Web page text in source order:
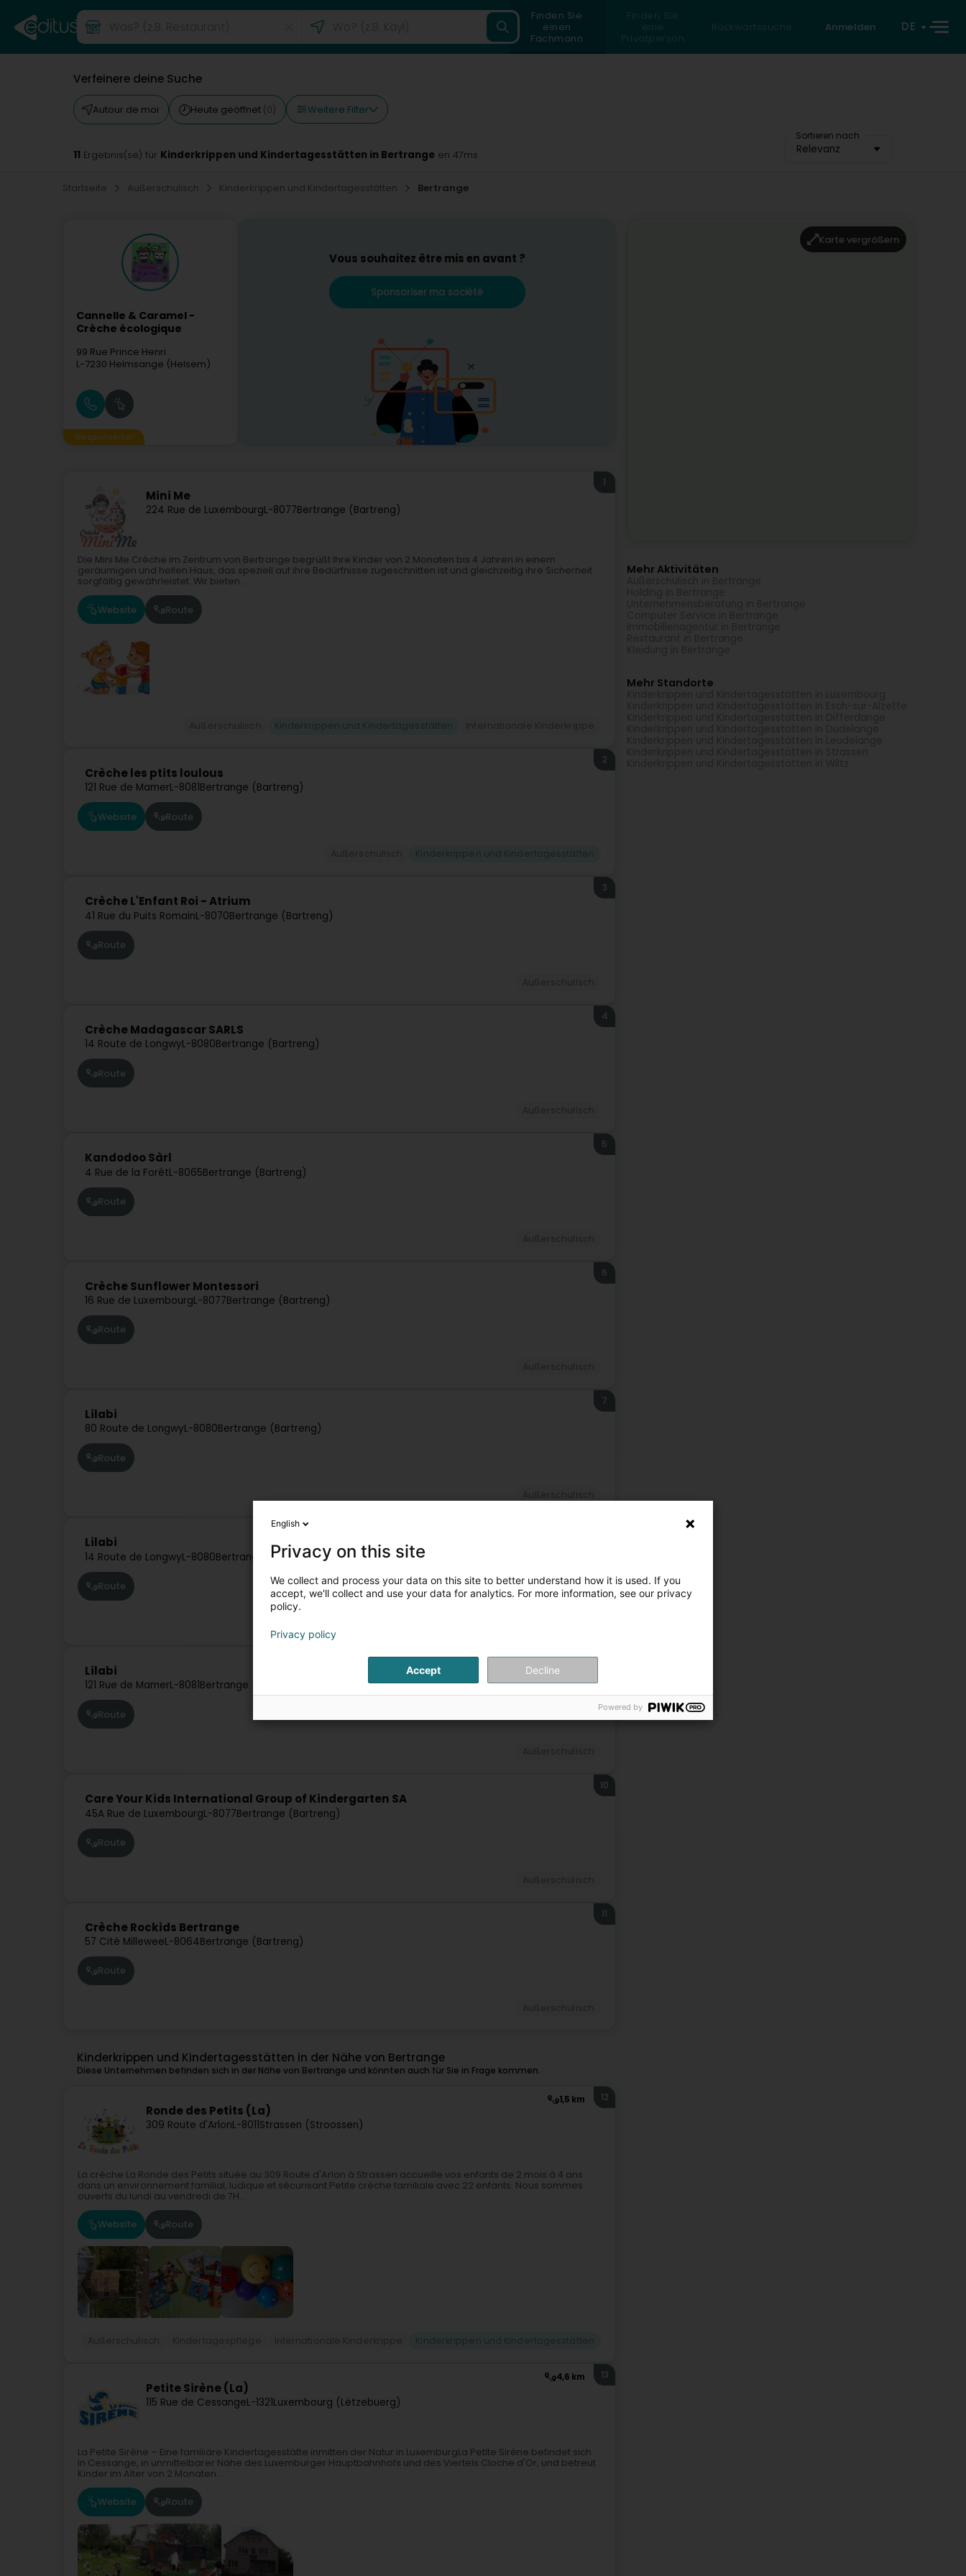
Finden Sie
einen
Fachmann
Finden Sie
eine
Privatperson
Rückwärtssuche Anmelden DE
Verfeinere deine Suche
Autour de moi Heute geöffnet (0) Weitere Filter
Sortieren nach
Relevanz
11 Ergebnis(se) für Kinderkrippen und Kindertagesstätten in Bertrange en 47ms
Startseite Außerschulisch Kinderkrippen und Kindertagesstätten Bertrange
Cannelle & Caramel -
Crèche écologique
99 Rue Prince Henri
L-7230 Helmsange (Helsem)
Gesponserter
Vous souhaitez être mis en avant ?
Sponsoriser ma société
Mini Me
224 Rue de LuxembourgL-8077Bertrange (Bartreng)
1
Die Mini Me Crèche im Zentrum von Bertrange begrüßt Ihre Kinder von 2 Monaten bis 4 Jahren in einem
geräumigen und hellen Haus, das speziell auf ihre Bedürfnisse zugeschnitten ist und gleichzeitig ihre Sicherheit
sorgfältig gewährleistet. Wir bieten...
Website Route
Crèche les ptits loulous
121 Rue de MamerL-8081Bertrange (Bartreng)
2
Website Route
Crèche L'Enfant Roi - Atrium
41 Rue du Puits RomainL-8070Bertrange (Bartreng)
3
Route
Crèche Madagascar SARLS
14 Route de LongwyL-8080Bertrange (Bartreng)
4
Route
Kandodoo Sàrl
4 Rue de la ForêtL-8065Bertrange (Bartreng)
5
Route
Crèche Sunflower Montessori
16 Rue de LuxembourgL-8077Bertrange (Bartreng)
6
Route
Lilabi
80 Route de LongwyL-8080Bertrange (Bartreng)
7
Route
Außerschulisch
Lilabi
14 Route de LongwyL-8080Bertrange (Bartreng)
Route
Lilabi
121 Rue de MamerL-8081Bertrange (Bartreng)
Route
Care Your Kids International Group of Kindergarten SA
45A Rue de LuxembourgL-8077Bertrange (Bartreng)
10
Route
Crèche Rockids Bertrange
57 Cité MilleweeL-8064Bertrange (Bartreng)
11
Route
Kinderkrippen und Kindertagesstätten in der Nähe von Bertrange
Diese Unternehmen befinden sich in der Nähe von Bertrange und könnten auch für Sie in Frage kommen.
1,5 km
Ronde des Petits (La)
309 Route d'ArlonL-8011Strassen (Stroossen)
12
La crèche La Ronde des Petits située au 309 Route d'Arlon à Strassen accueille vos enfants de 2 mois à 4 ans
dans un environnement familial, ludique et sécurisant.Petite crèche familiale avec 22 enfants. Nous sommes
ouverts du lundi au vendredi de 7H...
Website Route
4,6 km
Petite Sirène (La)
115 Rue de CessangeL-1321Luxembourg (Lëtzebuerg)
13
La Petite Sirène – Eine familiäre Kindertagesstätte inmitten der Natur in LuxemburgLa Petite Sirène befindet sich
in Cessange, in unmittelbarer Nähe des Luxemburger Hauptbahnhofs und des Viertels Cloche d'Or, und betreut
Kinder im Alter von 2 Monaten...
Website Route
Karte vergrößern
Mehr Aktivitäten
Mehr Standorte
English
Privacy on this site
We collect and process your data on this site to better understand how it is used. If you
accept, we'll collect and use your data for analytics. For more information, see our privacy
policy.
Privacy policy
Accept Decline
Powered by